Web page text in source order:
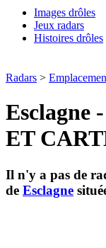
Images drôles
Jeux radars
Histoires drôles
Radars >
Esclagne
ET
Il n'y a pas de
de Esclagne